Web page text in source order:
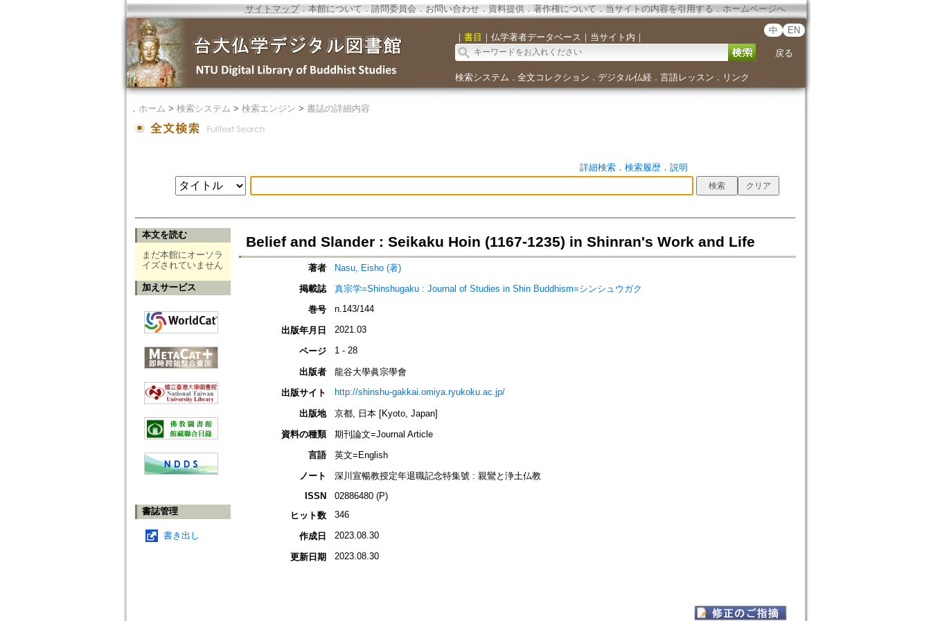
サイトマップ．本館について ． 諮問委員会． お問い合わせ． 資料提供． 著作権について．当サイトの内容を引用する ． ホームページへ
｜ 書目 ｜ 仏学著者データベース ｜ 当サイト内 ｜
中 EN
戻る
検索システム ． 全文コレクション ． デジタル仏経． 言語レッスン ． リンク
． ホーム > 検索システム > 検索エンジン > 書誌の詳細内容
詳細検索． 検索履歴． 説明
本文を読む
まだ本館にオーソラ
イズされていません
加えサービス
書誌管理
書き出し
Belief and Slander : Seikaku Hoin (1167-1235) in Shinran's Work and Life
著者
Nasu, Eisho (著)
掲載誌
真宗学=Shinshugaku : Journal of Studies in Shin Buddhism=シンシュウガク
巻号
n.143/144
出版年月日 2021.03
ページ 1 - 28
出版者
龍谷大學眞宗學會
出版サイト
http://shinshu-gakkai.omiya.ryukoku.ac.jp/
出版地
京都, 日本 [Kyoto, Japan]
資料の種類
期刊論文=Journal Article
言語
英文=English
ノート
深川宣暢教授定年退職記念特集號 : 親鸞と浄土仏教
ISSN
02886480 (P)
ヒット数
346
作成日 2023.08.30
更新日期 2023.08.30